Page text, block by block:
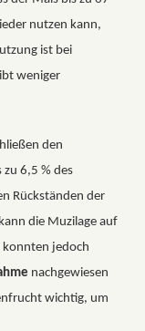
nutzen kann,
ist bei
weniger
den
6,5 % des
Rückständen der
die Muzilage auf
konnten jedoch
nachgewiesen
wichtig, um